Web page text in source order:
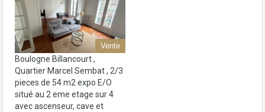
Vente
Boulogne Billancourt ,
Quartier Marcel Sembat , 2/3
pieces de 54 m2 expo E/O
situé au 2 eme etage sur 4
avec ascenseur, cave et